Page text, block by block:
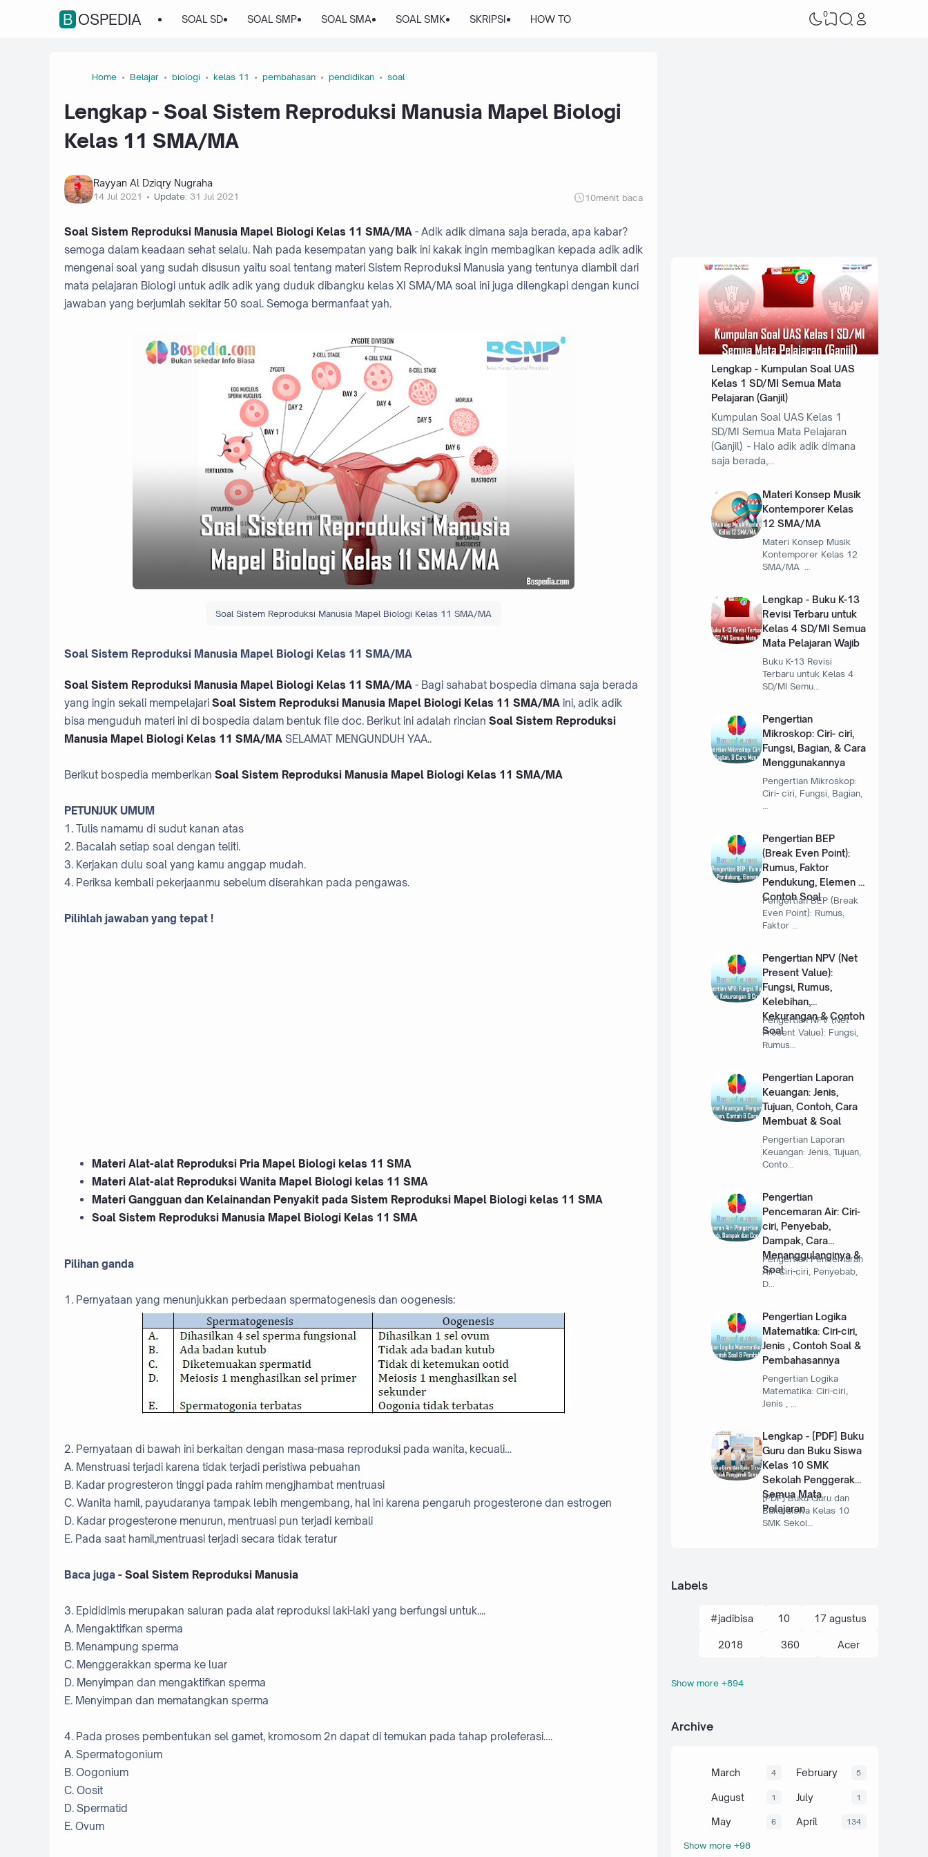
BOSPEDIA SOAL SD SOAL SMP SOAL SMA SOAL SMK SKRIPSI HOW TO 0
Home Belajar biologi kelas 11 pembahasan pendidikan soal
Lengkap - Soal Sistem Reproduksi Manusia Mapel Biologi
Kelas 11 SMA/MA
Rayyan Al Dziqry Nugraha
14 Jul 2021 Update: 31 Jul 2021 10menit baca
Soal Sistem Reproduksi Manusia Mapel Biologi Kelas 11 SMA/MA - Adik adik dimana saja berada, apa kabar?
semoga dalam keadaan sehat selalu. Nah pada kesempatan yang baik ini kakak ingin membagikan kepada adik adik
mengenai soal yang sudah disusun yaitu soal tentang materi Sistem Reproduksi Manusia yang tentunya diambil dari
mata pelajaran Biologi untuk adik adik yang duduk dibangku kelas XI SMA/MA soal ini juga dilengkapi dengan kunci
jawaban yang berjumlah sekitar 50 soal. Semoga bermanfaat yah.
Soal Sistem Reproduksi Manusia Mapel Biologi Kelas 11 SMA/MA
Soal Sistem Reproduksi Manusia Mapel Biologi Kelas 11 SMA/MA
Soal Sistem Reproduksi Manusia Mapel Biologi Kelas 11 SMA/MA - Bagi sahabat bospedia dimana saja berada
yang ingin sekali mempelajari Soal Sistem Reproduksi Manusia Mapel Biologi Kelas 11 SMA/MA ini, adik adik
bisa menguduh materi ini di bospedia dalam bentuk file doc. Berikut ini adalah rincian Soal Sistem Reproduksi
Manusia Mapel Biologi Kelas 11 SMA/MA SELAMAT MENGUNDUH YAA..
Berikut bospedia memberikan Soal Sistem Reproduksi Manusia Mapel Biologi Kelas 11 SMA/MA
PETUNJUK UMUM
1. Tulis namamu di sudut kanan atas
2. Bacalah setiap soal dengan teliti.
3. Kerjakan dulu soal yang kamu anggap mudah.
4. Periksa kembali pekerjaanmu sebelum diserahkan pada pengawas.
Pilihlah jawaban yang tepat !
Materi Alat-alat Reproduksi Pria Mapel Biologi kelas 11 SMA
Materi Alat-alat Reproduksi Wanita Mapel Biologi kelas 11 SMA
Materi Gangguan dan Kelainandan Penyakit pada Sistem Reproduksi Mapel Biologi kelas 11 SMA
Soal Sistem Reproduksi Manusia Mapel Biologi Kelas 11 SMA
Pilihan ganda
1. Pernyataan yang menunjukkan perbedaan spermatogenesis dan oogenesis:
2. Pernyataan di bawah ini berkaitan dengan masa-masa reproduksi pada wanita, kecuali…
A. Menstruasi terjadi karena tidak terjadi peristiwa pebuahan
B. Kadar progresteron tinggi pada rahim mengjhambat mentruasi
C. Wanita hamil, payudaranya tampak lebih mengembang, hal ini karena pengaruh progesterone dan estrogen
D. Kadar progesterone menurun, mentruasi pun terjadi kembali
E. Pada saat hamil,mentruasi terjadi secara tidak teratur
Baca juga - Soal Sistem Reproduksi Manusia
3. Epididimis merupakan saluran pada alat reproduksi laki-laki yang berfungsi untuk....
A. Mengaktifkan sperma
B. Menampung sperma
C. Menggerakkan sperma ke luar
D. Menyimpan dan mengaktifkan sperma
E. Menyimpan dan mematangkan sperma
4. Pada proses pembentukan sel gamet, kromosom 2n dapat di temukan pada tahap proleferasi….
A. Spermatogonium
B. Oogonium
C. Oosit
D. Spermatid
E. Ovum
Lengkap - Kumpulan Soal UAS
Kelas 1 SD/MI Semua Mata
Pelajaran (Ganjil)
Kumpulan Soal UAS Kelas 1
SD/MI Semua Mata Pelajaran
(Ganjil) - Halo adik adik dimana
saja berada,…
Materi Konsep Musik
Kontemporer Kelas
12 SMA/MA
Materi Konsep Musik
Kontemporer Kelas 12
SMA/MA …
Lengkap - Buku K-13
Revisi Terbaru untuk
Kelas 4 SD/MI Semua
Mata Pelajaran Wajib
Buku K-13 Revisi
Terbaru untuk Kelas 4
SD/MI Semu…
Pengertian
Mikroskop: Ciri- ciri,
Fungsi, Bagian, & Cara
Menggunakannya
Pengertian Mikroskop:
Ciri- ciri, Fungsi, Bagian,
Pengertian BEP
(Break Even Point):
Rumus, Faktor
Pendukung, Elemen &
Contoh Soal
Pengertian BEP (Break
Even Point): Rumus,
Faktor …
Pengertian NPV (Net
Present Value):
Fungsi, Rumus,
Kelebihan,
Kekurangan & Contoh
Soal
Pengertian NPV (Net
Present Value): Fungsi,
Rumus…
Pengertian Laporan
Keuangan: Jenis,
Tujuan, Contoh, Cara
Membuat & Soal
Pengertian Laporan
Keuangan: Jenis, Tujuan,
Conto…
Pengertian
Pencemaran Air: Ciri-
ciri, Penyebab,
Dampak, Cara
Menanggulanginya &
Soal
Pengertian Pencemaran
Air: Ciri-ciri, Penyebab,
D…
Pengertian Logika
Matematika: Ciri-ciri,
Jenis , Contoh Soal &
Pembahasannya
Pengertian Logika
Matematika: Ciri-ciri,
Jenis , …
Lengkap - [PDF] Buku
Guru dan Buku Siswa
Kelas 10 SMK
Sekolah Penggerak
Semua Mata
Pelajaran
[PDF] Buku Guru dan
Buku Siswa Kelas 10
SMK Sekol…
Labels
#jadibisa 10 17 agustus
2018 360 Acer
action kamera
akhir tahun akuntansi
al-quran hadits alami alat
aljabar Alkana amalan
Anaerob
Show more +894
Archive
March 4 February 5
August 1 July 1
May 6 April 134
Show more +98